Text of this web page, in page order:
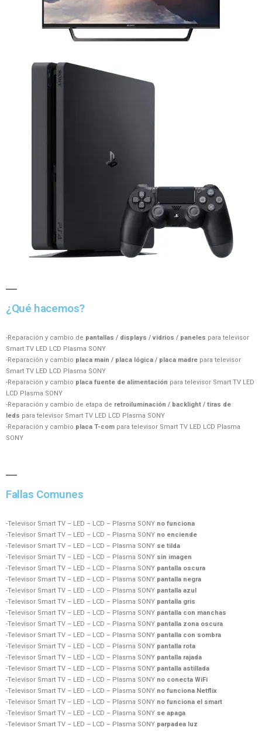
¿Qué hacemos?
-Reparación y cambio de pantallas / displays / vidrios / paneles para televisor
Smart TV LED LCD Plasma SONY
-Reparación y cambio placa main / placa lógica / placa madre para televisor
Smart TV LED LCD Plasma SONY
-Reparación y cambio placa fuente de alimentación para televisor Smart TV LED
LCD Plasma SONY
-Reparación y cambio de etapa de retroiluminación / backlight / tiras de
leds para televisor Smart TV LED LCD Plasma SONY
-Reparación y cambio placa T-com para televisor Smart TV LED LCD Plasma
SONY
Fallas Comunes
-Televisor Smart TV – LED – LCD – Plasma SONY no funciona
-Televisor Smart TV – LED – LCD – Plasma SONY no enciende
-Televisor Smart TV – LED – LCD – Plasma SONY se tilda
-Televisor Smart TV – LED – LCD – Plasma SONY sin imagen
-Televisor Smart TV – LED – LCD – Plasma SONY pantalla oscura
-Televisor Smart TV – LED – LCD – Plasma SONY pantalla negra
-Televisor Smart TV – LED – LCD – Plasma SONY pantalla azul
-Televisor Smart TV – LED – LCD – Plasma SONY pantalla gris
-Televisor Smart TV – LED – LCD – Plasma SONY pantalla con manchas
-Televisor Smart TV – LED – LCD – Plasma SONY pantalla zona oscura
-Televisor Smart TV – LED – LCD – Plasma SONY pantalla con sombra
-Televisor Smart TV – LED – LCD – Plasma SONY pantalla rota
-Televisor Smart TV – LED – LCD – Plasma SONY pantalla rajada
-Televisor Smart TV – LED – LCD – Plasma SONY pantalla astillada
-Televisor Smart TV – LED – LCD – Plasma SONY no conecta WiFi
-Televisor Smart TV – LED – LCD – Plasma SONY no funciona Netflix
-Televisor Smart TV – LED – LCD – Plasma SONY no funciona el smart
-Televisor Smart TV – LED – LCD – Plasma SONY se apaga
-Televisor Smart TV – LED – LCD – Plasma SONY parpadea luz